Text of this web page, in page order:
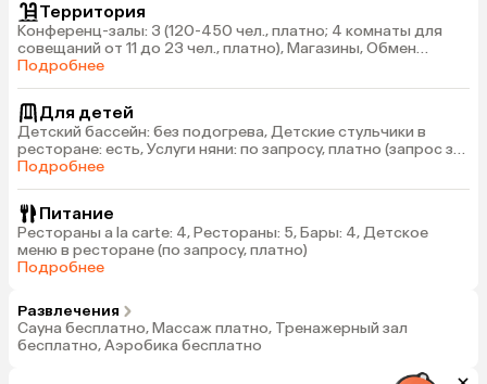
Территория
Конференц-залы: 3 (120-450 чел., платно; 4 комнаты для
совещаний от 11 до 23 чел., платно), Магазины, Обмен
валюты, Прачечная (платно)
Подробнее
Для детей
Детский бассейн: без подогрева, Детские стульчики в
ресторане: есть, Услуги няни: по запросу, платно (запрос за
24 часа), Детская площадка
Подробнее
Питание
Рестораны a la carte: 4, Рестораны: 5, Бары: 4, Детское
меню в ресторане (по запросу, платно)
Подробнее
Развлечения
Сауна бесплатно, Массаж платно, Тренажерный зал
бесплатно, Аэробика бесплатно